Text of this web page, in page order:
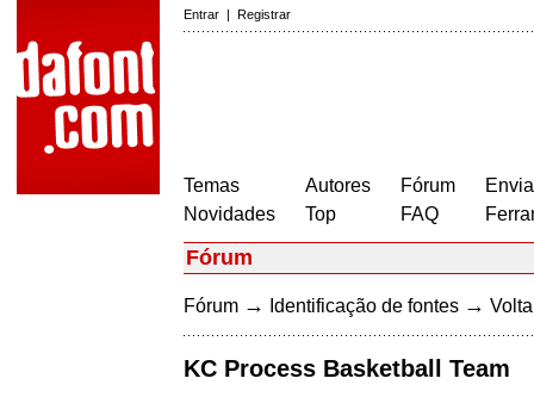
Entrar | Registrar
Temas
Novidades
Autores
Top
Fórum
FAQ
Fórum
Fórum → Identificação de fontes →
KC Process Basketball Team